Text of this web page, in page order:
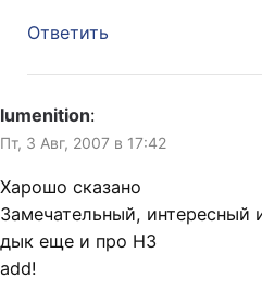
Ответить
lumenition:
Пт, 3 Авг, 2007 в 17:42
Харошо сказано
Замечательный,
дык еще и про НЗ
add!